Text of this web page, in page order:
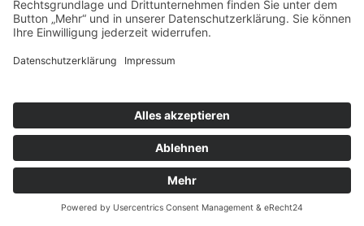
https://privacy.google.com/businesses/
Mehr Informationen zum Umgang mit Nutzerdaten finden
Sie in der Datenschutzerklärung von Google:
Das Unternehmen verfügt über eine Zertifizierung nach
dem „EU-US Data Privacy Framework“ (DPF). Der DPF ist
ein Übereinkommen zwischen der Europäischen Union
und den USA, der die Einhaltung europäischer
Datenschutzstandards bei Datenverarbeitungen in den
USA gewährleisten soll. Jedes nach dem DPF zertifizierte